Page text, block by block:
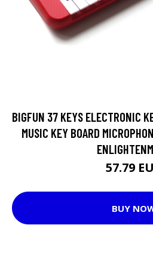
BIGFUN 37 KEYS ELECTRONIC
MUSIC KEY BOARD
57.79
BUY